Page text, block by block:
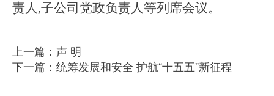
责人,子公司党政负责人等列席会议。
上一篇：声 明
下一篇：统筹发展和安全 护航“十五五”新征程